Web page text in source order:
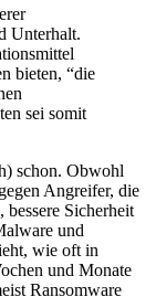
Unterhalt.
bieten, “die
sei somit
schon. Obwohl
Angreifer, die
Sicherheit
und
wie oft in
und Monate
Ransomware